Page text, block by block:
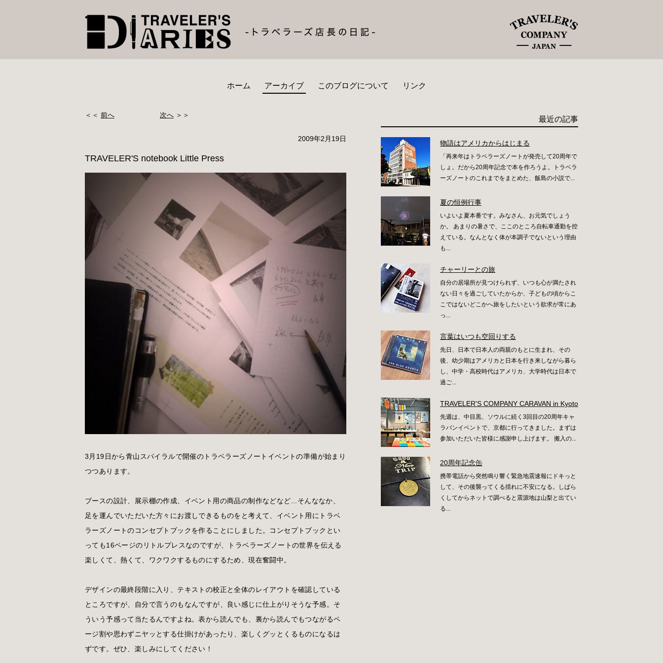
ホーム アーカイブ このブログについて リンク
＜＜ 前へ 次へ ＞＞
2009年2月19日
TRAVELER'S notebook Little Press
3月19日から青山スパイラルで開催のトラベラーズノートイベントの準備が始まり
つつあります。
ブースの設計、展示棚の作成、イベント用の商品の制作などなど...そんななか、
足を運んでいただいた方々にお渡しできるものをと考えて、イベント用にトラベ
ラーズノートのコンセプトブックを作ることにしました。コンセプトブックとい
っても16ページのリトルプレスなのですが、トラベラーズノートの世界を伝える
楽しくて、熱くて、ワクワクするものにするため、現在奮闘中。
デザインの最終段階に入り、テキストの校正と全体のレイアウトを確認している
ところですが、自分で言うのもなんですが、良い感じに仕上がりそうな予感。そ
ういう予感って当たるんですよね。表から読んでも、裏から読んでもつながるペ
ージ割や思わずニヤッとする仕掛けがあったり、楽しくグッとくるものになるは
ずです。ぜひ、楽しみにしてください！
最近の記事
物語はアメリカからはじまる
「再来年はトラベラーズノートが発売して20周年で
しょ。だから20周年記念で本を作ろうよ。トラベラ
ーズノートのこれまでをまとめた、飯島の小説で...
夏の恒例行事
いよいよ夏本番です。みなさん、お元気でしょう
か。 あまりの暑さで、ここのところ自転車通勤を控
えている。なんとなく体が本調子でないという理由
も...
チャーリーとの旅
自分の居場所が見つけられず、いつも心が満たされ
ない日々を過ごしていたからか、子どもの頃からこ
こではないどこかへ旅をしたいという欲求が常にあ
っ...
言葉はいつも空回りする
先日、日本で日本人の両親のもとに生まれ、その
後、幼少期はアメリカと日本を行き来しながら暮ら
し、中学・高校時代はアメリカ、大学時代は日本で
過ご...
TRAVELER'S COMPANY CARAVAN in Kyoto
先週は、中目黒、ソウルに続く3回目の20周年キャ
ラバンイベントで、京都に行ってきました。まずは
参加いただいた皆様に感謝申し上げます。 搬入の...
20周年記念缶
携帯電話から突然鳴り響く緊急地震速報にドキっと
して、その後襲ってくる揺れに不安になる。しばら
くしてからネットで調べると震源地は山梨と出てい
る...